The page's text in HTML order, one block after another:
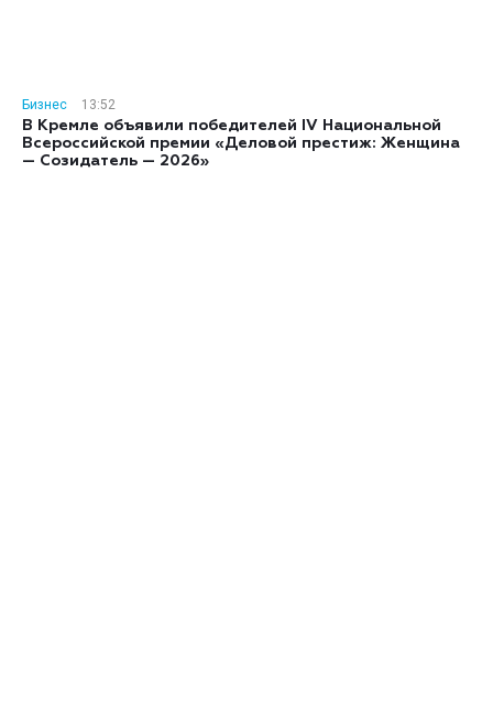
Бизнес
13:52
В Кремле объявили победителей IV Национальной
Всероссийской премии «Деловой престиж: Женщина
— Созидатель — 2026»